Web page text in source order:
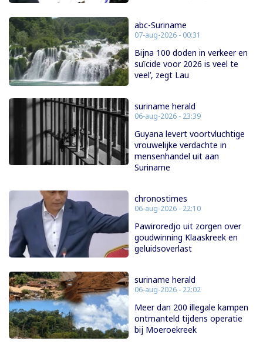
abc-Suriname
07-aug-2026 - 00:31
Bijna 100 doden in verkeer en
suïcide voor 2026 is veel te
veel’, zegt Lau
suriname herald
06-aug-2026 - 23:39
Guyana levert voortvluchtige
vrouwelijke verdachte in
mensenhandel uit aan
Suriname
chronostimes
06-aug-2026 - 22:10
Pawiroredjo uit zorgen over
goudwinning Klaaskreek en
geluidsoverlast
suriname herald
06-aug-2026 - 22:02
Meer dan 200 illegale kampen
ontmanteld tijdens operatie
bij Moeroekreek